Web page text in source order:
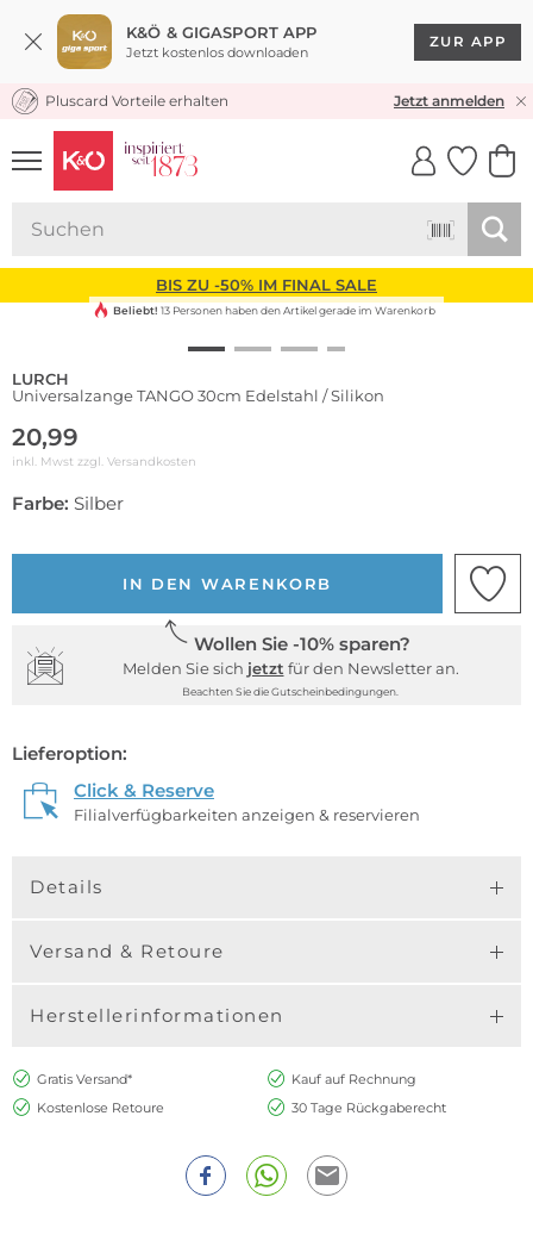
K&Ö & GIGASPORT APP
Jetzt kostenlos downloaden
ZUR APP
KOSTENLOSER VERSAND* & RÜCKVERSAND
Pluscard Vorteile erhalten Jetzt anmelden
UNSERE APP
CLICK &
BIS ZU -50% IM FINAL SALE
Beliebt! 13 Personen haben den Artikel gerade im Warenkorb
LURCH
Universalzange TANGO 30cm Edelstahl / Silikon
20,99
inkl. Mwst zzgl. Versandkosten
Farbe: Silber
IN DEN WARENKORB
Wollen Sie -10% sparen?
Melden Sie sich jetzt für den Newsletter an.
Beachten Sie die Gutscheinbedingungen.
Lieferoption:
Click & Reserve
Filialverfügbarkeiten anzeigen & reservieren
Details
Versand & Retoure
Herstellerinformationen
Gratis Versand*
Kauf auf Rechnung
Kostenlose Retoure
30 Tage Rückgaberecht